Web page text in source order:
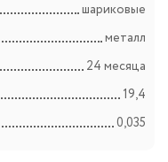
шариковые
металл
24 месяца
19,4
0,035